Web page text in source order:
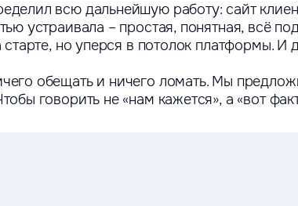
всю дальнейшую работу: сайт
устраивала – простая, понятная, всё
но уперся в потолок платформы.
обещать и ничего ломать. Мы
говорить не «нам кажется», а «вот